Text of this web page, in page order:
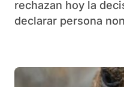
rechazan hoy la
declarar persona